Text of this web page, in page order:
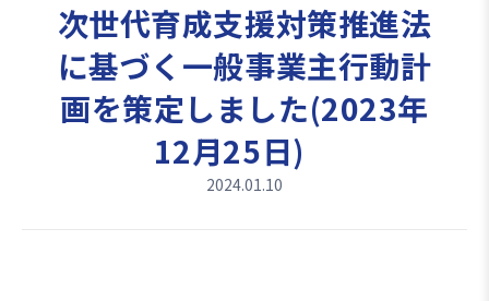
次世代育成支援対策推進法
に基づく一般事業主行動計
画を策定しました(2023年
12月25日)
2024.01.10